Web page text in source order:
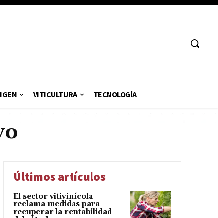
VITICULTURA TECNOLOGÍA
Últimos artículos
El sector vitivinícola
reclama medidas para
recuperar la rentabilidad